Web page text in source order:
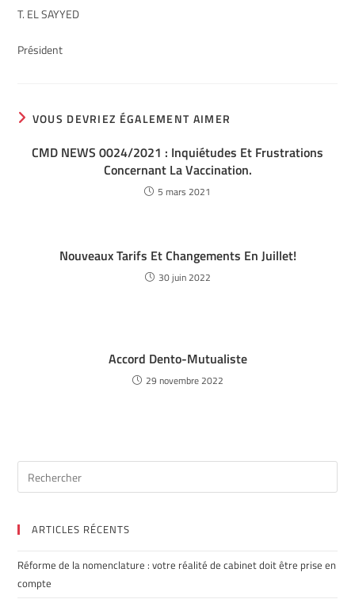
T. EL SAYYED
Président
VOUS DEVRIEZ ÉGALEMENT AIMER
CMD NEWS 0024/2021 : Inquiétudes Et Frustrations
Concernant La Vaccination.
5 mars 2021
Nouveaux Tarifs Et Changements En Juillet!
30 juin 2022
Accord Dento-Mutualiste
29 novembre 2022
ARTICLES RÉCENTS
Réforme de la nomenclature : votre réalité de cabinet doit être prise en
compte